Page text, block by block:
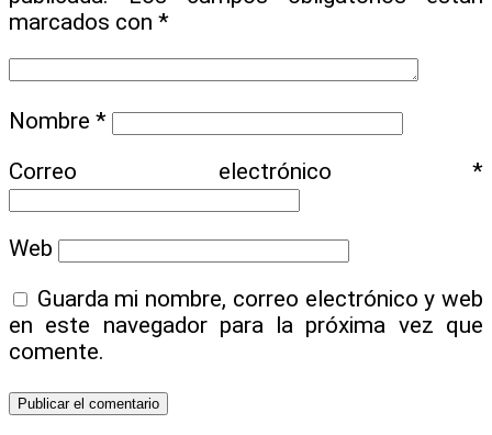
marcados con *
Nombre *
Correo electrónico *
Web
Guarda mi nombre, correo electrónico y web
en este navegador para la próxima vez que
comente.